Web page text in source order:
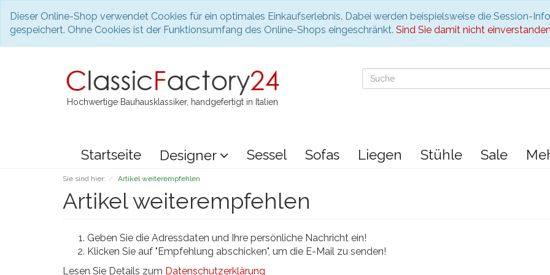
Dieser Online-Shop verwendet Cookies für ein optimales Einkaufserlebnis. Dabei werden beispielsweise die Session-
gespeichert. Ohne Cookies ist der Funktionsumfang des Online-Shops eingeschränkt. Sind Sie damit nicht
Hochwertige Bauhausklassiker, handgefertigt in Italien
Startseite Designer Sessel Sofas Liegen Stühle Sale
Sie sind hier: Artikel weiterempfehlen
Artikel weiterempfehlen
Geben Sie die Adressdaten und Ihre persönliche Nachricht ein!
Klicken Sie auf "Empfehlung abschicken", um die E-Mail zu senden!
Lesen Sie Details zum Datenschutzerklärung